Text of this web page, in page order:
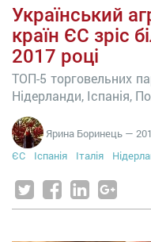
Український
країн ЄС зріс
2017 році
ТОП-5 торговельних
Нідерланди, Іспанія,
Ярина Боринець —
ЄС
Іспанія Італія